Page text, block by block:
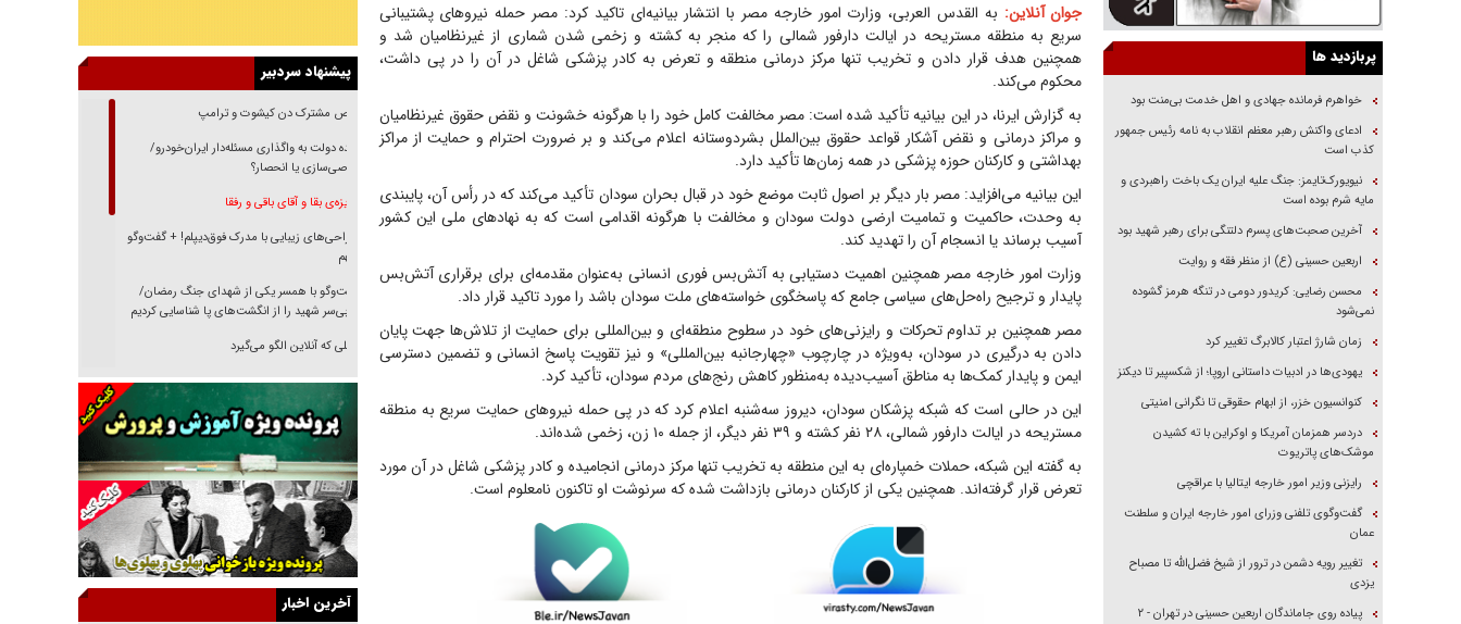
جوان آنلاین: به القدس العربی، وزارت امور خارجه مصر با انتشار بیانیه‌ای تاکید کرد: مصر حمله نیرو‌های پشتیبانی
سریع به منطقه مستریحه در ایالت دارفور شمالی را که منجر به کشته و زخمی شدن شماری از غیرنظامیان شد و
همچنین هدف قرار دادن و تخریب تنها مرکز درمانی منطقه و تعرض به کادر پزشکی شاغل در آن را در پی داشت،
محکوم می‌کند.
به گزارش ایرنا، در این بیانیه تأکید شده است: مصر مخالفت کامل خود را با هرگونه خشونت و نقض حقوق غیرنظامیان
و مراکز درمانی و نقض آشکار قواعد حقوق بین‌الملل بشردوستانه اعلام می‌کند و بر ضرورت احترام و حمایت از مراکز
بهداشتی و کارکنان حوزه پزشکی در همه زمان‌ها تأکید دارد.
این بیانیه می‌افزاید: مصر بار دیگر بر اصول ثابت موضع خود در قبال بحران سودان تأکید می‌کند که در رأس آن، پایبندی
به وحدت، حاکمیت و تمامیت ارضی دولت سودان و مخالفت با هرگونه اقدامی است که به نهاد‌های ملی این کشور
آسیب برساند یا انسجام آن را تهدید کند.
وزارت امور خارجه مصر همچنین اهمیت دستیابی به آتش‌بس فوری انسانی به‌عنوان مقدمه‌ای برای برقراری آتش‌بس
پایدار و ترجیح راه‌حل‌های سیاسی جامع که پاسخگوی خواسته‌های ملت سودان باشد را مورد تاکید قرار داد.
مصر همچنین بر تداوم تحرکات و رایزنی‌های خود در سطوح منطقه‌ای و بین‌المللی برای حمایت از تلاش‌ها جهت پایان
دادن به درگیری در سودان، به‌ویژه در چارچوب «چهارجانبه بین‌المللی» و نیز تقویت پاسخ انسانی و تضمین دسترسی
ایمن و پایدار کمک‌ها به مناطق آسیب‌دیده به‌منظور کاهش رنج‌های مردم سودان، تأکید کرد.
این در حالی است که شبکه پزشکان سودان، دیروز سه‌شنبه اعلام کرد که در پی حمله نیرو‌های حمایت سریع به منطقه
مستریحه در ایالت دارفور شمالی، ۲۸ نفر کشته و ۳۹ نفر دیگر، از جمله ۱۰ زن، زخمی شده‌اند.
به گفته این شبکه، حملات خمپاره‌ای به این منطقه به تخریب تنها مرکز درمانی انجامیده و کادر پزشکی شاغل در آن مورد
تعرض قرار گرفته‌اند. همچنین یکی از کارکنان درمانی بازداشت شده که سرنوشت او تاکنون نامعلوم است.
پربازدید ها
خواهرم فرمانده جهادی و اهل خدمت بی‌منت بود
ادعای واکنش رهبر معظم انقلاب به نامه رئیس جمهور
کذب است
نیویورک‌تایمز: جنگ علیه ایران یک باخت راهبردی و
مایه شرم بوده است
آخرین صحبت‌های پسرم دلتنگی برای رهبر شهید بود
اربعین حسینی (ع) از منظر فقه و روایت
محسن رضایی: کریدور دومی در تنگه هرمز گشوده
نمی‌شود
زمان شارژ اعتبار کالابرگ تغییر کرد
یهودی‌ها در ادبیات داستانی اروپا؛ از شکسپیر تا دیکنز
کنوانسیون خزر، از ابهام حقوقی تا نگرانی امنیتی
دردسر همزمان آمریکا و اوکراین با ته کشیدن
موشک‌های پاتریوت
رایزنی وزیر امور خارجه ایتالیا با عراقچی
گفت‌وگوی تلفنی وزرای امور خارجه ایران و سلطنت
عمان
تغییر رویه دشمن در ترور از شیخ فضل‌الله تا مصباح
یزدی
پیاده روی جاماندگان اربعین حسینی در تهران - ۲
پیشنهاد سردبیر
رقص مشترک دن کیشوت و ترامپ
دنده دولت به واگذاری مسئله‌دار ایران‌خودرو/
خصوصی‌سازی یا انحصار؟
غریزه‌ی بقا و آقای باقی و رفقا
جراحی‌های زیبایی با مدرک فوق‌دیپلم! + گفت‌وگو
با متهم
گفت‌وگو با همسر یکی از شهدای جنگ رمضان/
پیکر بی‌سر شهید را از انگشت‌های پا شناسایی کردیم
نسلی که آنلاین الگو می‌گیرد
گفت‌وگو با آیت‌الله جاودان/ جفای مخالفان مکانت
معنوی رهبر شهید را ارتقا می‌داد
راننده مست به قانون می‌خندد
همه آقای دوربینی شده‌ایم!
قصه ناتمام سرویس مدارس
آیا مقاومت فلسطین خلع‌سلاح می‌شود؟
الگوی وحدت‌آفرین در ادراک سیاست خارجی
گفتگوی دکتر اخوان مدیرمسئول روزنامه جوان با
آخرین اخبار